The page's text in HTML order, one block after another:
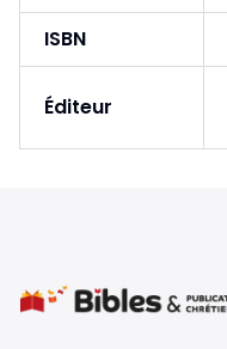
ISBN
Éditeur